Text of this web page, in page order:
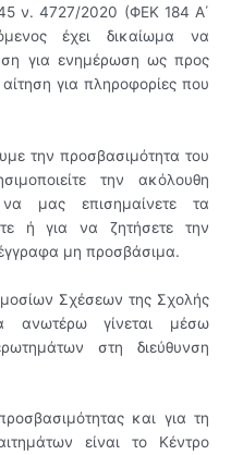
ν. 4727/2020 (ΦΕΚ 184 Α΄
έχει δικαίωμα να
για ενημέρωση ως προς
για πληροφορίες που
την προσβασιμότητα του
την ακόλουθη
να μας επισημαίνετε τα
ή για να ζητήσετε την
μη προσβάσιμα.
Σχέσεων της Σχολής
ανωτέρω γίνεται μέσω
στη διεύθυνση
και για τη
είναι το Κέντρο